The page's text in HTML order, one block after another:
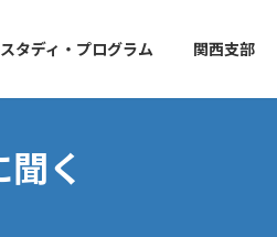
スタディ・プログラム 関西支部
く